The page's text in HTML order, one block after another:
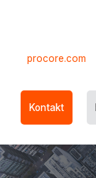
procore.com
Kontakt